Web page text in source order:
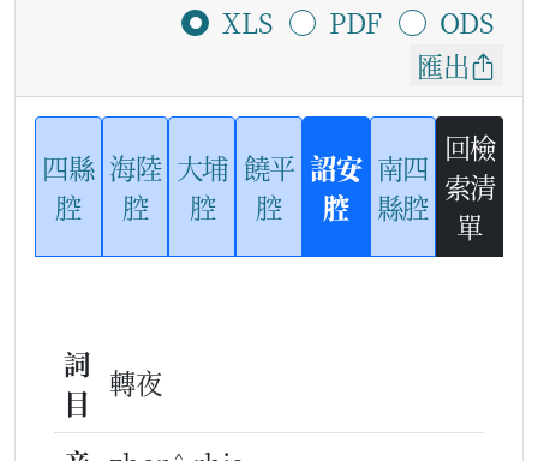
XLS
PDF
ODS
匯出
四縣
腔
海陸
腔
大埔
腔
饒平
腔
詔安
腔
南四
縣腔
回檢
索清
單
詞
目
轉夜